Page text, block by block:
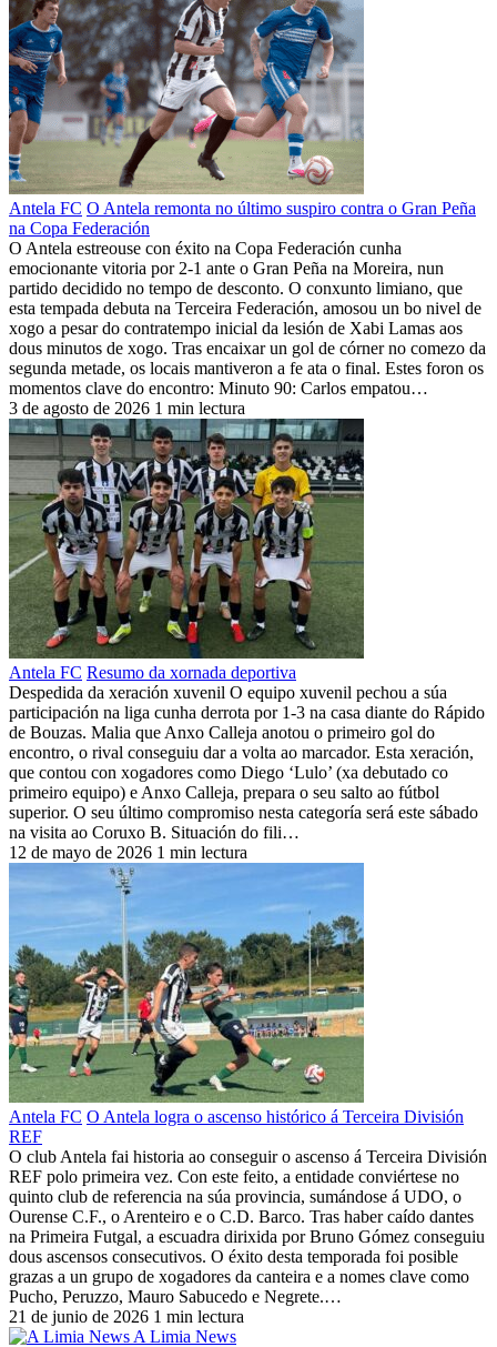
Antela FC O Antela remonta no último suspiro contra o Gran Peña
na Copa Federación
O Antela estreouse con éxito na Copa Federación cunha
emocionante vitoria por 2-1 ante o Gran Peña na Moreira, nun
partido decidido no tempo de desconto. O conxunto limiano, que
esta tempada debuta na Terceira Federación, amosou un bo nivel de
xogo a pesar do contratempo inicial da lesión de Xabi Lamas aos
dous minutos de xogo. Tras encaixar un gol de córner no comezo da
segunda metade, os locais mantiveron a fe ata o final. Estes foron os
momentos clave do encontro: Minuto 90: Carlos empatou…
3 de agosto de 2026 1 min lectura
Antela FC Resumo da xornada deportiva
Despedida da xeración xuvenil O equipo xuvenil pechou a súa
participación na liga cunha derrota por 1-3 na casa diante do Rápido
de Bouzas. Malia que Anxo Calleja anotou o primeiro gol do
encontro, o rival conseguiu dar a volta ao marcador. Esta xeración,
que contou con xogadores como Diego ‘Lulo’ (xa debutado co
primeiro equipo) e Anxo Calleja, prepara o seu salto ao fútbol
superior. O seu último compromiso nesta categoría será este sábado
na visita ao Coruxo B. Situación do fili…
12 de mayo de 2026 1 min lectura
Antela FC O Antela logra o ascenso histórico á Terceira División
REF
O club Antela fai historia ao conseguir o ascenso á Terceira División
REF polo primeira vez. Con este feito, a entidade conviértese no
quinto club de referencia na súa provincia, sumándose á UDO, o
Ourense C.F., o Arenteiro e o C.D. Barco. Tras haber caído dantes
na Primeira Futgal, a escuadra dirixida por Bruno Gómez conseguiu
dous ascensos consecutivos. O éxito desta temporada foi posible
grazas a un grupo de xogadores da canteira e a nomes clave como
Pucho, Peruzzo, Mauro Sabucedo e Negrete.…
21 de junio de 2026 1 min lectura
A Limia News